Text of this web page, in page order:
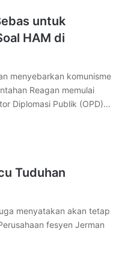
untuk
HAM di
menyebarkan komunisme
Reagan memulai
Diplomasi Publik (OPD)…
Tuduhan
menyatakan akan tetap
fesyen Jerman